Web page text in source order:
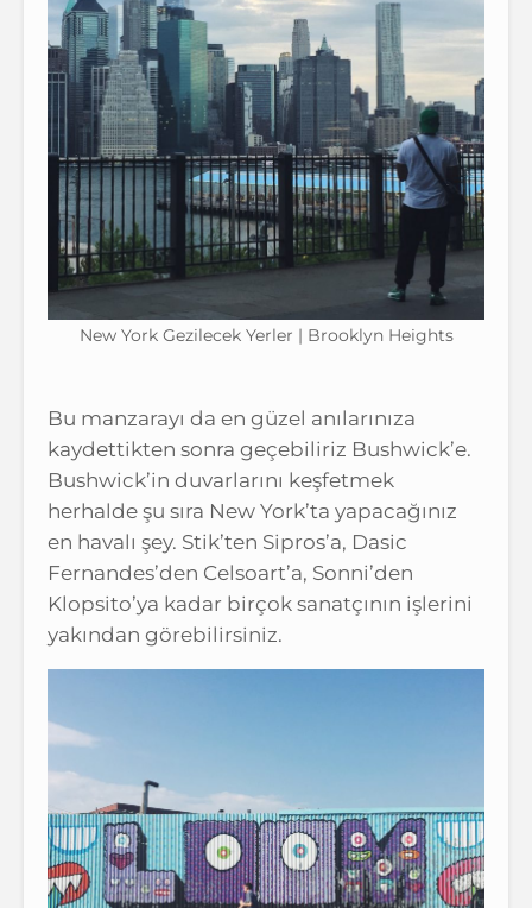
New York Gezilecek Yerler | Brooklyn Heights
Bu manzarayı da en güzel anılarınıza
kaydettikten sonra geçebiliriz Bushwick’e.
Bushwick’in duvarlarını keşfetmek
herhalde şu sıra New York’ta yapacağınız
en havalı şey. Stik’ten Sipros’a, Dasic
Fernandes’den Celsoart’a, Sonni’den
Klopsito’ya kadar birçok sanatçının işlerini
yakından görebilirsiniz.